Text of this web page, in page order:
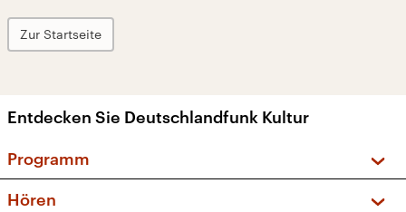
Zur Startseite
Entdecken Sie Deutschlandfunk Kultur
Programm
Hören